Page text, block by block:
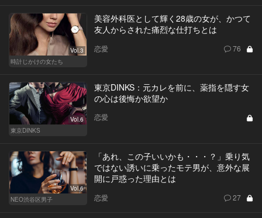
Vol.3
時計じかけの女たち
美容外科医として輝く28歳の女が、かつて
友人からされた痛烈な仕打ちとは
恋愛 76
Vol.6
東京DINKS
東京DINKS：元カレを前に、薬指を隠す女
の心は後悔か欲望か
恋愛
Vol.6
NEO渋谷区男子
「あれ、この子いいかも・・・？」乗り気
ではない誘いに乗ったモテ男が、意外な展
開に戸惑った理由とは
恋愛 27